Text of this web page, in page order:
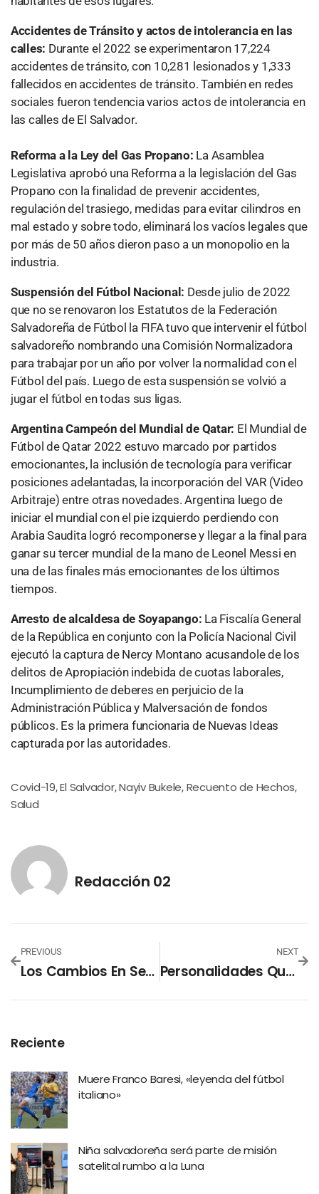
Accidentes de Tránsito y actos de intolerancia en las
calles: Durante el 2022 se experimentaron 17,224
accidentes de tránsito, con 10,281 lesionados y 1,333
fallecidos en accidentes de tránsito. También en redes
sociales fueron tendencia varios actos de intolerancia en
las calles de El Salvador.
Reforma a la Ley del Gas Propano: La Asamblea
Legislativa aprobó una Reforma a la legislación del Gas
Propano con la finalidad de prevenir accidentes,
regulación del trasiego, medidas para evitar cilindros en
mal estado y sobre todo, eliminará los vacíos legales que
por más de 50 años dieron paso a un monopolio en la
industria.
Suspensión del Fútbol Nacional: Desde julio de 2022
que no se renovaron los Estatutos de la Federación
Salvadoreña de Fútbol la FIFA tuvo que intervenir el fútbol
salvadoreño nombrando una Comisión Normalizadora
para trabajar por un año por volver la normalidad con el
Fútbol del país. Luego de esta suspensión se volvió a
jugar el fútbol en todas sus ligas.
Argentina Campeón del Mundial de Qatar: El Mundial de
Fútbol de Qatar 2022 estuvo marcado por partidos
emocionantes, la inclusión de tecnología para verificar
posiciones adelantadas, la incorporación del VAR (Video
Arbitraje) entre otras novedades. Argentina luego de
iniciar el mundial con el pie izquierdo perdiendo con
Arabia Saudita logró recomponerse y llegar a la final para
ganar su tercer mundial de la mano de Leonel Messi en
una de las finales más emocionantes de los últimos
tiempos.
Arresto de alcaldesa de Soyapango: La Fiscalía General
de la República en conjunto con la Policía Nacional Civil
ejecutó la captura de Nercy Montano acusandole de los
delitos de Apropiación indebida de cuotas laborales,
Incumplimiento de deberes en perjuicio de la
Administración Pública y Malversación de fondos
públicos. Es la primera funcionaria de Nuevas Ideas
capturada por las autoridades.
Covid-19,El Salvador,Nayiv Bukele, Recuento de Hechos,
Salud
Redacción 02
PREVIOUS
Los Cambios En Seguridad Pública Durante 2022
NEXT
Personalidades Que Nos Dijeron Adiós En 2022
Reciente
Muere Franco Baresi, «leyenda del fútbol
italiano»
Niña salvadoreña será parte de misión
satelital rumbo a la Luna